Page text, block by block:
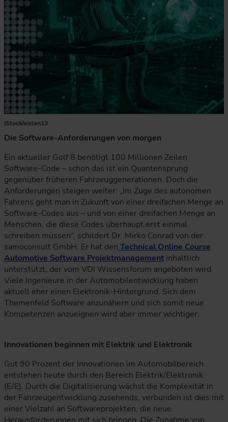
iStock/aislan13
Die Software-Anforderungen von morgen
Ein aktueller Golf 8 benötigt 100 Millionen Zeilen
Software-Code – schon das ist ein Quantensprung
gegenüber früheren Fahrzeuggenerationen. Doch die
Anforderungen steigen weiter: „Im Zuge des autonomen
Fahrens geht man in Zukunft von einer dreifachen Menge an
Software-Codes aus – und von einer dreifachen Menge an
Menschen, die diese Codes überhaupt erst einmal
schreiben müssen“, schildert Dr. Mirko Conrad von der
samoconsult GmbH. Er hat den Technical Online Course
Automotive Software Projektmanagement inhaltlich
unterstützt, der vom VDI Wissensforum angeboten wird.
Viele Ingenieure in der Automobilentwicklung haben
aktuell eher einen Elektronik-Hintergrund. Sich dem
Themenfeld Software anzunähern und sich somit neue
Kompetenzen anzueignen wird aber immer wichtiger.
Innovationen beginnen mit Elektrik und Elektronik
Gut 90 Prozent der Innovationen im Automobilbereich
entstehen heute durch den Bereich Elektrik/Elektronik
(E/E). Durch die Digitalisierung wächst die Komplexität in
der Fahrzeugentwicklung zusehends, verbunden ist dies mit
einer Vielzahl an Softwareprojekten, die neue